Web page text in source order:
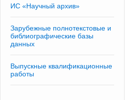
ИС «Научный архив»
Зарубежные полнотекстовые и
библиографические базы
данных
Выпускные квалификационные
работы